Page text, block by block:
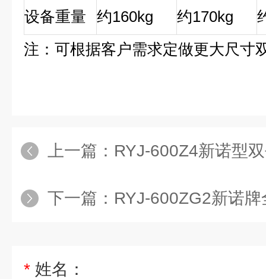
设备重量 约160kg 约170kg
注：可根据客户需求定做更大尺寸
上一篇： RYJ-600Z4新诺型双平
下一篇： RYJ-600ZG2新诺牌全自
* 姓名：